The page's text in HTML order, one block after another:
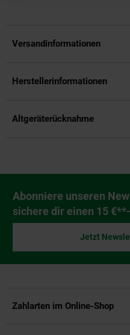
Versandinformationen
Herstellerinformationen
Altgeräterücknahme
Newsletter Anmeldung
Abonniere unseren
sichere dir einen 15
Jetzt
Zahlarten im Online-Shop